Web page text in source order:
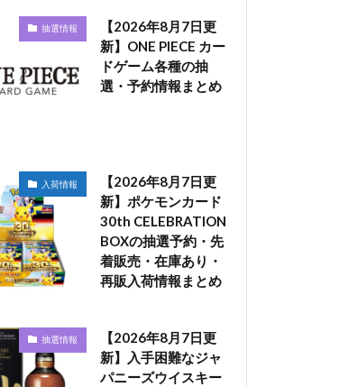
抽選情報
【2026年8月7日更
新】ONE PIECE カー
ドゲーム各種の抽
選・予約情報まとめ
入荷情報
【2026年8月7日更
新】ポケモンカード
30th CELEBRATION
BOXの抽選予約・先
着販売・在庫あり・
再販入荷情報まとめ
抽選情報
【2026年8月7日更
新】入手困難なジャ
パニーズウイスキー